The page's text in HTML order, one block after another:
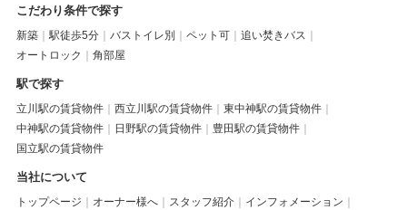
こだわり条件で探す
新築 駅徒歩5分 バストイレ別 ペット可
追い焚きバス
オートロック
角部屋
駅で探す
立川駅の賃貸物件 西立川駅の賃貸物件
東中神駅の賃貸物件
中神駅の賃貸物件
日野駅の賃貸物件
豊田駅の賃貸物件
国立駅の賃貸物件
当社について
トップページ オーナー様へ スタッフ紹介
インフォメーション